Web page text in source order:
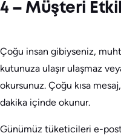
4 – Müşteri
Çoğu insan gibiyseniz,
kutunuza ulaşır ulaşmaz
okursunuz. Çoğu kısa
dakika içinde okunur.
Günümüz tüketicileri e-